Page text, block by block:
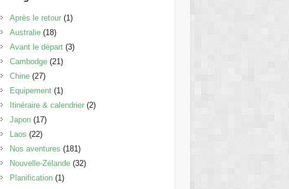
Après le retour(1)
Australie(18)
Avant le départ(3)
Cambodge(21)
Chine(27)
Equipement(1)
Itinéraire & calendrier(2)
Japon(17)
Laos (22)
Nos aventures (181)
Nouvelle-Zélande(32)
Planification(1)